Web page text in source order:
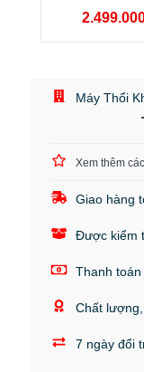
Máy Thổi
Xem thêm
Giao hàng
Được kiểm
Thanh
Chất
7 ngày đổi